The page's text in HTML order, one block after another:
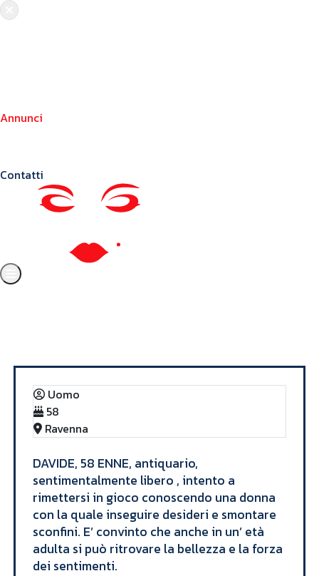
Annunci
Contatti
Annunci
Uomo
58
Ravenna
​DAVIDE, 58 ENNE, antiquario,
sentimentalmente libero , intento a
rimettersi in gioco conoscendo una donna
con la quale inseguire desideri e smontare
sconfini. E’ convinto che anche in un’ età
adulta si può ritrovare la bellezza e la forza
dei sentimenti. ​